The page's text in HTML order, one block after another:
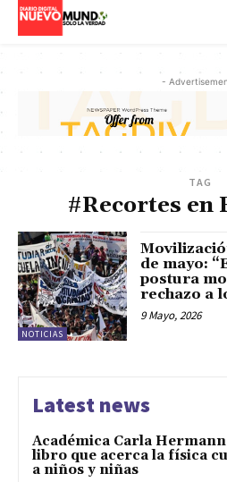
-
TAG
#Recortes en
NOTICIAS
de mayo:
postura
rechazo a
9 Mayo, 2026
Latest news
Académica Carla
libro que acerca la física
a niños y niñas